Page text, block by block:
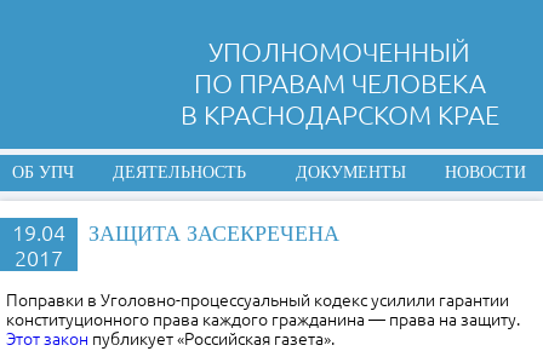
УПОЛНОМОЧЕННЫЙ
ПО ПРАВАМ ЧЕЛОВЕКА
В КРАСНОДАРСКОМ КРАЕ
ОБ УПЧ ДЕЯТЕЛЬНОСТЬ ДОКУМЕНТЫ НОВОСТИ
19.04
2017
ЗАЩИТА ЗАСЕКРЕЧЕНА
Поправки в Уголовно-процессуальный кодекс усилили гарантии
конституционного права каждого гражданина — права на защиту.
Этот закон публикует «Российская газета».